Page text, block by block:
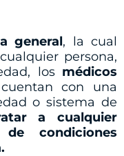
general, la cual
persona,
los médicos
con una
o sistema de
a cualquier
condiciones